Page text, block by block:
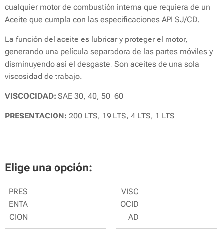
cualquier motor de combustión interna que requiera de un
Aceite que cumpla con las especificaciones API SJ/CD.
La función del aceite es lubricar y proteger el motor,
generando una película separadora de las partes móviles y
disminuyendo así el desgaste. Son aceites de una sola
viscosidad de trabajo.
VISCOCIDAD: SAE 30, 40, 50, 60
PRESENTACION: 200 LTS, 19 LTS, 4 LTS, 1 LTS
Elige una opción:
PRES
ENTA
CION
VISC
OCID
AD